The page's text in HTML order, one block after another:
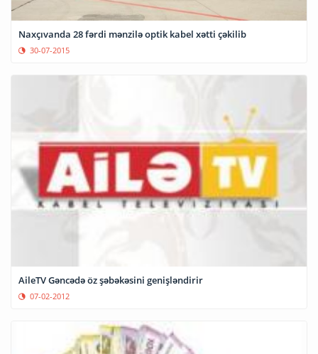
Naxçıvanda 28 fərdi mənzilə optik kabel xətti çəkilib
30-07-2015
AileTV Gəncədə öz şəbəkəsini genişləndirir
07-02-2012